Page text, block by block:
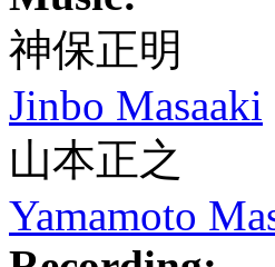
神保正明
Jinbo Masaaki
山本正之
Yamamoto